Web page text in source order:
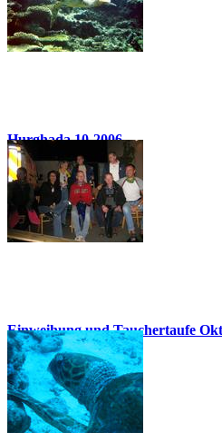
Hurghada 10-2006
74 Bilder
Einweihung und Tauchertaufe
31 Bilder